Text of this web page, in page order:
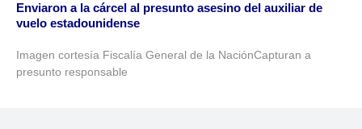
Enviaron a la cárcel al presunto asesino del auxiliar de
vuelo estadounidense
Imagen cortesía Fiscalía General de la NaciónCapturan a
presunto responsable